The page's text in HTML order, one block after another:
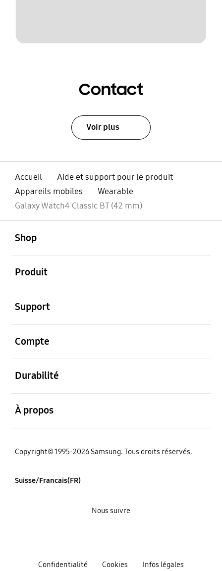
Contact
Voir plus
Accueil
Aide et support pour le produit
Appareils mobiles
Wearable
Galaxy Watch4 Classic BT (42 mm)
Shop
Produit
Support
Compte
Durabilité
À propos
Copyright© 1995-2026 Samsung. Tous droits réservés.
Suisse/Francais(FR)
Confidentialité Cookies Infos légales
Nous suivre